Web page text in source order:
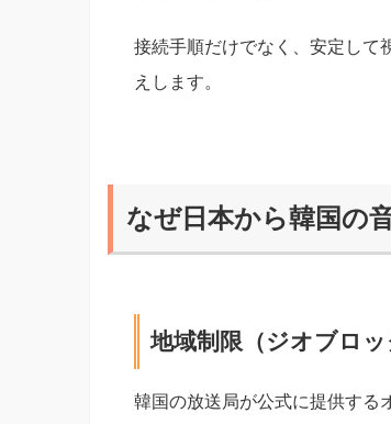
接続手順だけでなく、安定して
えします。
なぜ日本から韓国の
地域制限（ジオブロ
韓国の放送局が公式に提供する